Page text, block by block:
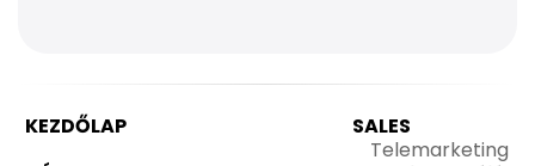
KEZDŐLAP
SALES
Telemarketing